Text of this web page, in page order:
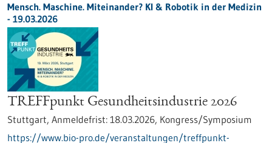
Mensch. Maschine. Miteinander? KI & Robotik in der Medizin
- 19.03.2026
TREFFpunkt Gesundheitsindustrie 2026
Stuttgart, Anmeldefrist: 18.03.2026, Kongress/Symposium
https://www.bio-pro.de/veranstaltungen/treffpunkt-